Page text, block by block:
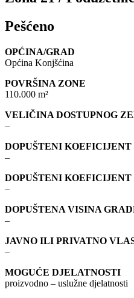
Pešćeno
OPĆINA/GRAD
Općina Konjšćina
POVRŠINA ZONE
110.000 m²
VELIČINA DOSTUPNOG
–
DOPUŠTENI
–
DOPUŠTENI
–
DOPUŠTENA VISINA
–
JAVNO ILI PRIVATNO
–
MOGUĆE DJELATNOSTI
proizvodno – uslužne djelatnosti